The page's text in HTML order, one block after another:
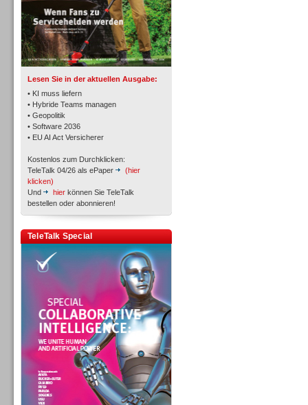
Lesen Sie in der aktuellen Ausgabe:
• KI muss liefern
• Hybride Teams managen
• Geopolitik
• Software 2036
• EU AI Act Versicherer
Kostenlos zum Durchklicken:
TeleTalk 04/26 als ePaper
(hier
klicken)
Und
hier können Sie TeleTalk
bestellen oder abonnieren!
TeleTalk Special
TK- und ACD-Systeme
Workforce-Management
Personal
Personal
Inbound